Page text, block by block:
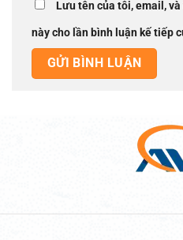
Lưu tên của tôi, email,
này cho lần bình luận kế tiếp